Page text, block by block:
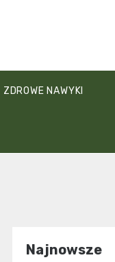
ZDROWE NAWYKI
Najnowsze